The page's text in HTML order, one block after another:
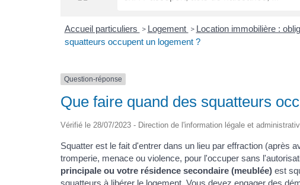
Accueil particuliers > Logement > Location immobilière :
squatteurs occupent un logement ?
Question-réponse
Que faire quand des squatteurs
Vérifié le 28/07/2023 - Direction de l'information légale et
Squatter est le fait d'entrer dans un lieu par effraction (après
tromperie, menace ou violence, pour l'occuper sans
principale ou votre résidence secondaire (meublée) est